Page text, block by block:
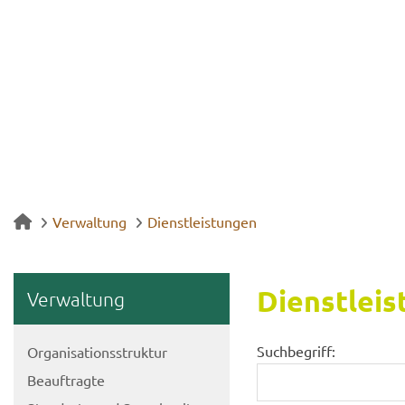
Verwaltung Dienstleistungen
Ver­wal­tung
Or­ga­ni­sa­ti­ons­struk­tur
Be­auf­trag­te
Suchbegriff: